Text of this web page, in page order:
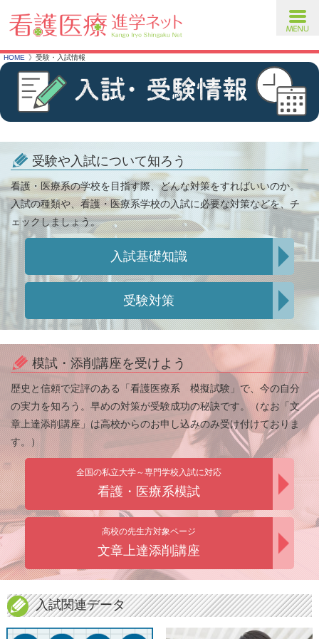
HOME 受験・入試情報
受験や入試について知ろう
看護・医療系の学校を目指す際、どんな対策をすればいいのか。
入試の種類や、看護・医療系学校の入試に必要な対策などを、チ
ェックしましょう。
入試基礎知識
受験対策
模試・添削講座を受けよう
歴史と信頼で定評のある「看護医療系 模擬試験」で、今の自分
の実力を知ろう。早めの対策が受験成功の秘訣です。（なお「文
章上達添削講座」は高校からのお申し込みのみ受け付けておりま
す。）
全国の私立大学～専門学校入試に対応
看護・医療系模試
高校の先生方対象ページ
文章上達添削講座
入試関連データ